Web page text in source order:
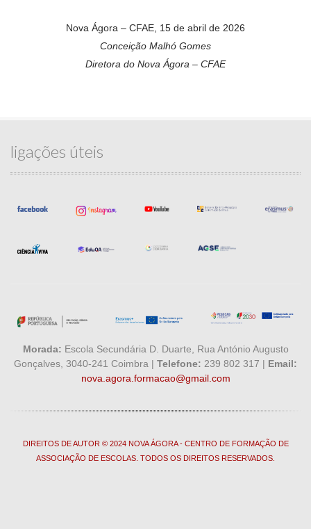
Nova Ágora – CFAE, 15 de abril de 2026
Conceição Malhó Gomes
Diretora do Nova Ágora – CFAE
ligações úteis
Morada: Escola Secundária D. Duarte, Rua António Augusto
Gonçalves, 3040-241 Coimbra | Telefone: 239 802 317 | Email:
nova.agora.formacao@gmail.com
DIREITOS DE AUTOR © 2024 NOVA ÁGORA - CENTRO DE FORMAÇÃO DE
ASSOCIAÇÃO DE ESCOLAS. TODOS OS DIREITOS RESERVADOS.